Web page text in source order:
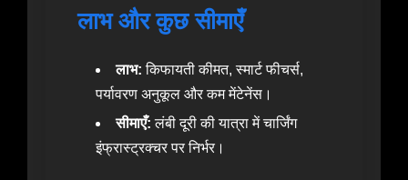
लाभ और कुछ सीमाएँ
लाभ: किफायती कीमत, स्मार्ट फीचर्स,
पर्यावरण अनुकूल और कम मेंटेनेंस।
सीमाएँ: लंबी दूरी की यात्रा में चार्जिंग
इंफ्रास्ट्रक्चर पर निर्भर।